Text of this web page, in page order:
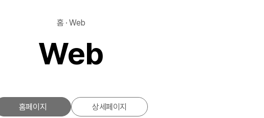
홈 · Web
Web
홈페이지 상세페이지